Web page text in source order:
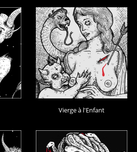
Vierge à l'Enfant